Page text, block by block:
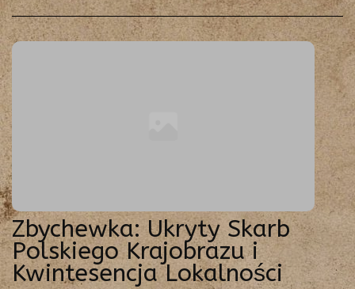
Zbychewka: Ukryty Skarb
Polskiego Krajobrazu i
Kwintesencja Lokalności